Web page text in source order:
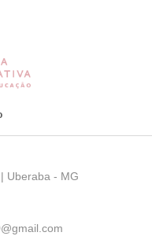
Uberaba - MG